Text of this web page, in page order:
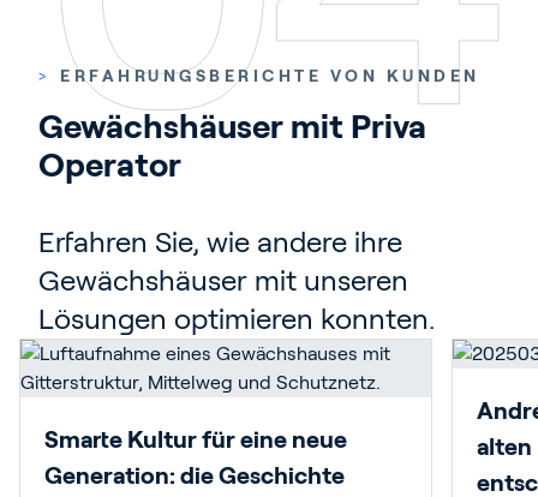
> ERFAHRUNGSBERICHTE VON KUNDEN
Gewächshäuser mit Priva
Operator
Erfahren Sie, wie andere ihre
Gewächshäuser mit unseren
Lösungen optimieren konnten.
Smarte Kultur für eine neue
Generation: die Geschichte
alten